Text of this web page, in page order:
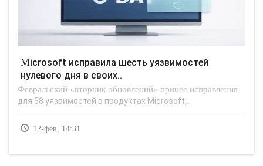
Microsoft исправила шесть уязвимостей
нулевого дня в своих..
Февральский «вторник обновлений» принес исправления
для 58 уязвимостей в продуктах Microsoft,..
12-фев, 14:31